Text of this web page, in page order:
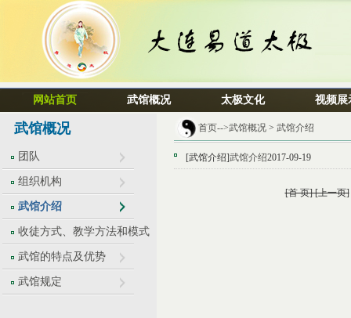
网站首页 武馆概况 太极文化 视频展
武馆概况
团队
组织机构
武馆介绍
收徒方式、教学方法和模式
武馆的特点及优势
武馆规定
首页-->武馆概况 > 武馆介绍
[武馆介绍]武馆介绍2017-09-19
[首 页] [上一页]